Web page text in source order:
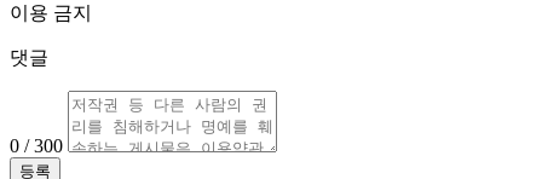
이용 금지
댓글
0 / 300